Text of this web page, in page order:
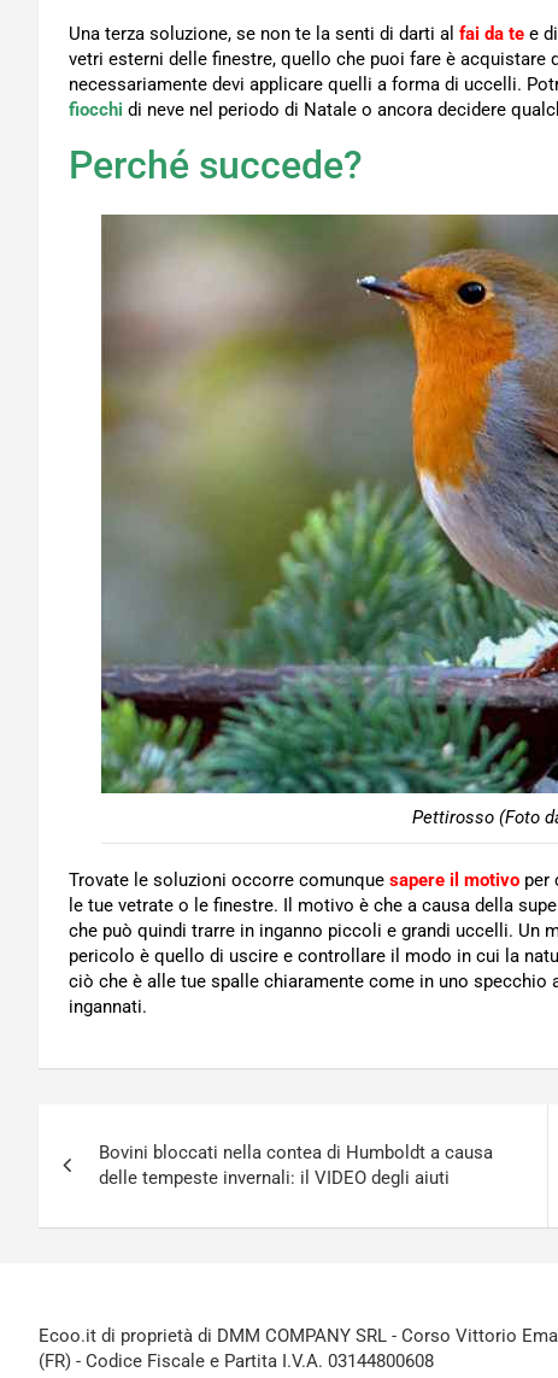
Una terza soluzione, se non te la senti di darti al fai da te e
vetri esterni delle finestre, quello che puoi fare è acquistare
necessariamente devi applicare quelli a forma di uccelli.
fiocchi di neve nel periodo di Natale o ancora decidere
Perché succede?
Pettirosso (Foto
Trovate le soluzioni occorre comunque sapere il motivo per
le tue vetrate o le finestre. Il motivo è che a causa della
che può quindi trarre in inganno piccoli e grandi uccelli. Un
pericolo è quello di uscire e controllare il modo in cui la
ciò che è alle tue spalle chiaramente come in uno
ingannati.
articoli
Bovini bloccati nella contea di Humboldt a causa
delle tempeste invernali: il VIDEO degli aiuti
Ecoo.it di proprietà di DMM COMPANY SRL - Corso Vittorio
(FR) - Codice Fiscale e Partita I.V.A. 03144800608